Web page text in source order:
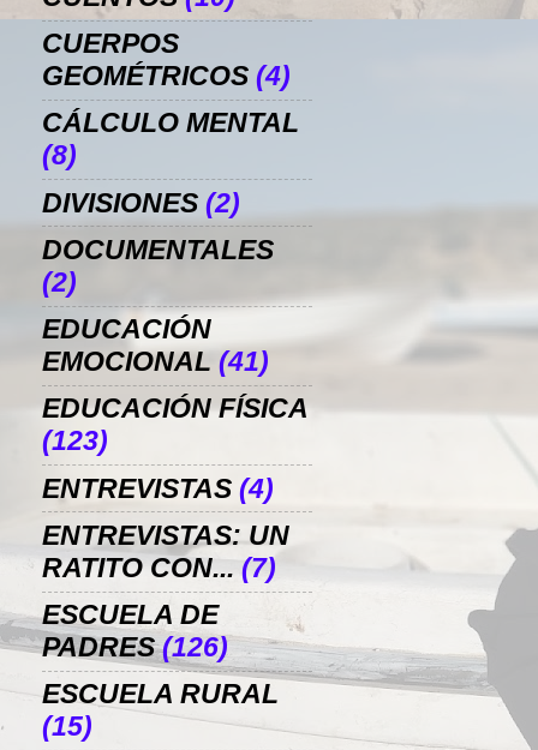
CUERPOS
GEOMÉTRICOS (4)
CÁLCULO MENTAL
(8)
DIVISIONES (2)
DOCUMENTALES
(2)
EDUCACIÓN
EMOCIONAL (41)
EDUCACIÓN FÍSICA
(123)
ENTREVISTAS (4)
ENTREVISTAS: UN
RATITO CON... (7)
ESCUELA DE
PADRES (126)
ESCUELA RURAL
(15)